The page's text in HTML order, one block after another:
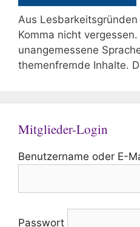
Aus
Komma nicht
unangemessene
themenfremde Inhalte.
Mitglieder-Login
Benutzername oder E-
Passwort